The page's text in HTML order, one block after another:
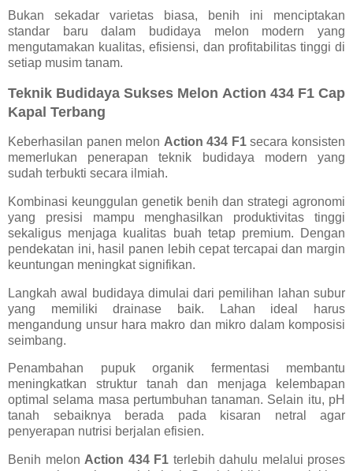
Bukan sekadar varietas biasa, benih ini menciptakan
standar baru dalam budidaya melon modern yang
mengutamakan kualitas, efisiensi, dan profitabilitas tinggi di
setiap musim tanam.
Teknik Budidaya Sukses Melon Action 434 F1 Cap
Kapal Terbang
Keberhasilan panen melon Action 434 F1secara konsisten
memerlukan penerapan teknik budidaya modern yang
sudah terbukti secara ilmiah.
Kombinasi keunggulan genetik benih dan strategi agronomi
yang presisi mampu menghasilkan produktivitas tinggi
sekaligus menjaga kualitas buah tetap premium. Dengan
pendekatan ini, hasil panen lebih cepat tercapai dan margin
keuntungan meningkat signifikan.
Langkah awal budidaya dimulai dari pemilihan lahan subur
yang memiliki drainase baik. Lahan ideal harus
mengandung unsur hara makro dan mikro dalam komposisi
seimbang.
Penambahan pupuk organik fermentasi membantu
meningkatkan struktur tanah dan menjaga kelembapan
optimal selama masa pertumbuhan tanaman. Selain itu, pH
tanah sebaiknya berada pada kisaran netral agar
penyerapan nutrisi berjalan efisien.
Benih melon Action 434 F1 terlebih dahulu melalui proses